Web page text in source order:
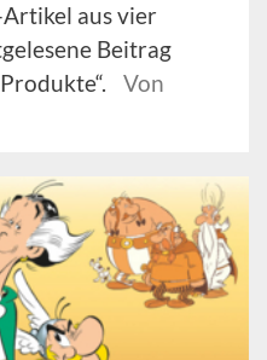
aus vier
Beitrag
Von